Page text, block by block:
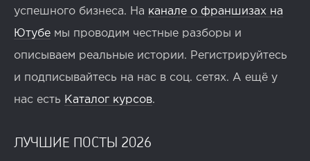
успешного бизнеса. На канале о франшизах на
Ютубе мы проводим честные разборы и
описываем реальные истории. Регистрируйтесь
и подписывайтесь на нас в соц. сетях. А ещё у
нас есть Каталог курсов.
ЛУЧШИЕ ПОСТЫ 2026